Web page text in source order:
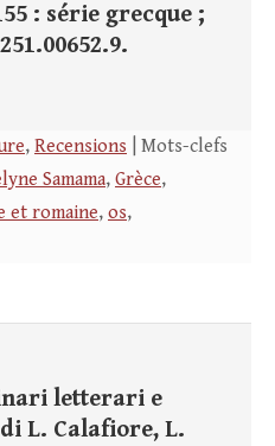
: série grecque ;
, Recensions | Mots-clefs
Samama, Grèce,
et romaine, os,
letterari e
L. Calafiore, L.